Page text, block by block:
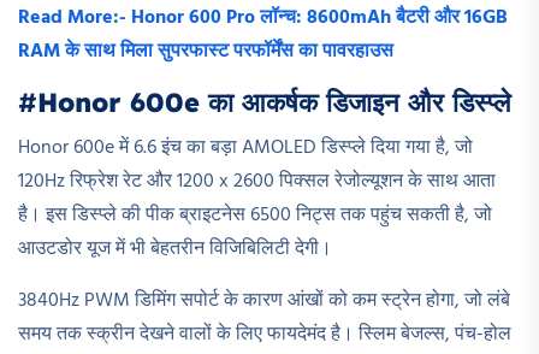
Read More:- Honor 600 Pro लॉन्च: 8600mAh बैटरी और 16GB
RAM के साथ मिला सुपरफास्ट परफॉर्मेंस का पावरहाउस
#Honor 600e का आकर्षक डिजाइन और डिस्प्ले
Honor 600e में 6.6 इंच का बड़ा AMOLED डिस्प्ले दिया गया है, जो
120Hz रिफ्रेश रेट और 1200 x 2600 पिक्सल रेजोल्यूशन के साथ आता
है। इस डिस्प्ले की पीक ब्राइटनेस 6500 निट्स तक पहुंच सकती है, जो
आउटडोर यूज में भी बेहतरीन विजिबिलिटी देगी।
3840Hz PWM डिमिंग सपोर्ट के कारण आंखों को कम स्ट्रेन होगा, जो लंबे
समय तक स्क्रीन देखने वालों के लिए फायदेमंद है। स्लिम बेजल्स, पंच-होल